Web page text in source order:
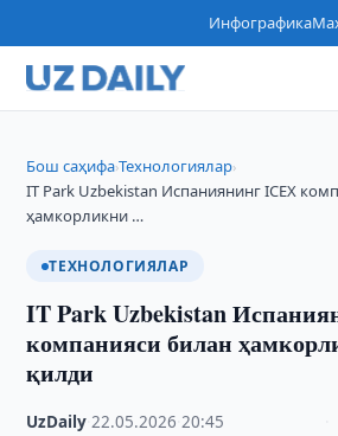
Инфографика
Бош саҳифа›Технологиялар›
IT Park Uzbekistan Испаниянинг ICEX
ҳамкорликни …
ТЕХНОЛОГИЯЛАР
IT Park Uzbekistan
компанияси билан
қилди
UzDaily ·22.05.2026 ·20:45